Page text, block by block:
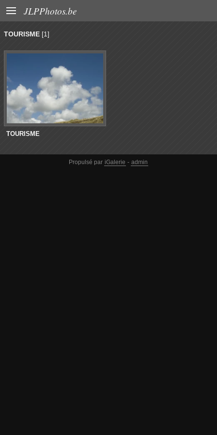
 JLPPhotos.be
TOURISME [1]
TOURISME
Propulsé par iGalerie - admin